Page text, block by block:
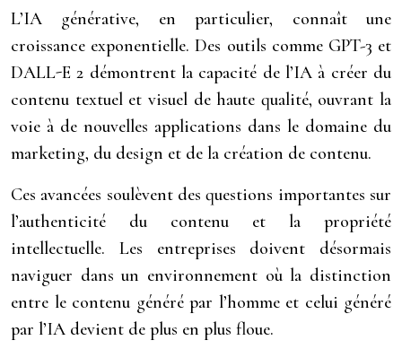
L’IA générative, en particulier, connaît une
croissance exponentielle. Des outils comme GPT-3 et
DALL-E 2 démontrent la capacité de l’IA à créer du
contenu textuel et visuel de haute qualité, ouvrant la
voie à de nouvelles applications dans le domaine du
marketing, du design et de la création de contenu.
Ces avancées soulèvent des questions importantes sur
l’authenticité du contenu et la propriété
intellectuelle. Les entreprises doivent désormais
naviguer dans un environnement où la distinction
entre le contenu généré par l’homme et celui généré
par l’IA devient de plus en plus floue.